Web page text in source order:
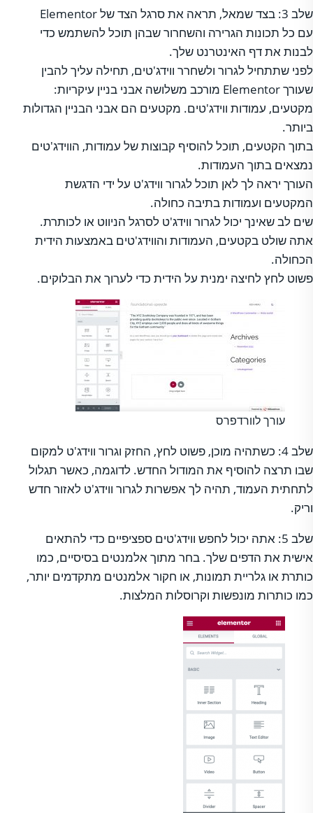
שלב 3: בצד שמאל, תראה את סרגל הצד של Elementor
עם כל תכונות הגרירה והשחרור שבהן תוכל להשתמש כדי
לבנות את דף האינטרנט שלך.
לפני שתתחיל לגרור ולשחרר ווידג'טים, תחילה עליך להבין
שעורך Elementor מורכב משלושה אבני בניין עיקריות:
מקטעים, עמודות ווידג'טים. מקטעים הם אבני הבניין הגדולות
ביותר.
בתוך הקטעים, תוכל להוסיף קבוצות של עמודות, הווידג'טים
נמצאים בתוך העמודות.
העורך יראה לך לאן תוכל לגרור ווידג'ט על ידי הדגשת
המקטעים ועמודות בתיבה כחולה.
שים לב שאינך יכול לגרור ווידג'ט לסרגל הניווט או לכותרת.
אתה שולט בקטעים, העמודות והווידג'טים באמצעות הידית
הכחולה.
פשוט לחץ לחיצה ימנית על הידית כדי לערוך את הבלוקים.
עורך לוורדפרס
שלב 4: כשתהיה מוכן, פשוט לחץ, החזק וגרור ווידג'ט למקום
שבו תרצה להוסיף את המודול החדש. לדוגמה, כאשר תגלול
לתחתית העמוד, תהיה לך אפשרות לגרור ווידג'ט לאזור חדש
וריק.
שלב 5: אתה יכול לחפש ווידג'טים ספציפיים כדי להתאים
אישית את הדפים שלך. בחר מתוך אלמנטים בסיסיים, כמו
כותרת או גלריית תמונות, או חקור אלמנטים מתקדמים יותר,
כמו כותרות מונפשות וקרוסלות המלצות.